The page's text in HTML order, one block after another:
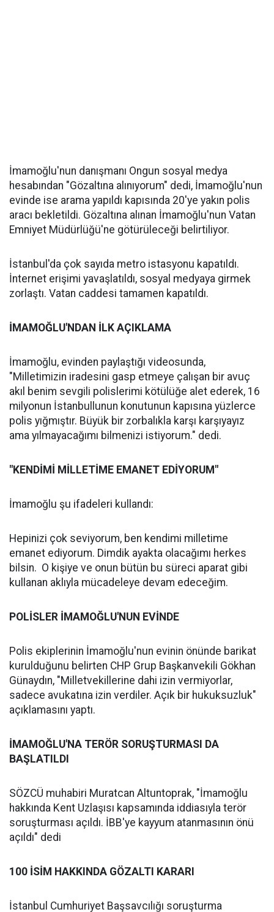
İmamoğlu'nun danışmanı Ongun sosyal medya
hesabından "Gözaltına alınıyorum" dedi, İmamoğlu'nun
evinde ise arama yapıldı kapısında 20'ye yakın polis
aracı bekletildi. Gözaltına alınan İmamoğlu'nun Vatan
Emniyet Müdürlüğü'ne götürüleceği belirtiliyor.
İstanbul'da çok sayıda metro istasyonu kapatıldı.
İnternet erişimi yavaşlatıldı, sosyal medyaya girmek
zorlaştı. Vatan caddesi tamamen kapatıldı.
İMAMOĞLU'NDAN İLK AÇIKLAMA
İmamoğlu, evinden paylaştığı videosunda,
"Milletimizin iradesini gasp etmeye çalışan bir avuç
akıl benim sevgili polislerimi kötülüğe alet ederek, 16
milyonun İstanbullunun konutunun kapısına yüzlerce
polis yığmıştır. Büyük bir zorbalıkla karşı karşıyayız
ama yılmayacağımı bilmenizi istiyorum." dedi.
"KENDİMİ MİLLETİME EMANET EDİYORUM"
İmamoğlu şu ifadeleri kullandı:
Hepinizi çok seviyorum, ben kendimi milletime
emanet ediyorum. Dimdik ayakta olacağımı herkes
bilsin. O kişiye ve onun bütün bu süreci aparat gibi
kullanan aklıyla mücadeleye devam edeceğim.
POLİSLER İMAMOĞLU'NUN EVİNDE
Polis ekiplerinin İmamoğlu'nun evinin önünde barikat
kurulduğunu belirten CHP Grup Başkanvekili Gökhan
Günaydın, "Milletvekillerine dahi izin vermiyorlar,
sadece avukatına izin verdiler. Açık bir hukuksuzluk"
açıklamasını yaptı.
İMAMOĞLU'NA TERÖR SORUŞTURMASI DA
BAŞLATILDI
SÖZCÜ muhabiri Muratcan Altuntoprak, "İmamoğlu
hakkında Kent Uzlaşısı kapsamında iddiasıyla terör
soruşturması açıldı. İBB'ye kayyum atanmasının önü
açıldı" dedi
100 İSİM HAKKINDA GÖZALTI KARARI
İstanbul Cumhuriyet Başsavcılığı soruşturma